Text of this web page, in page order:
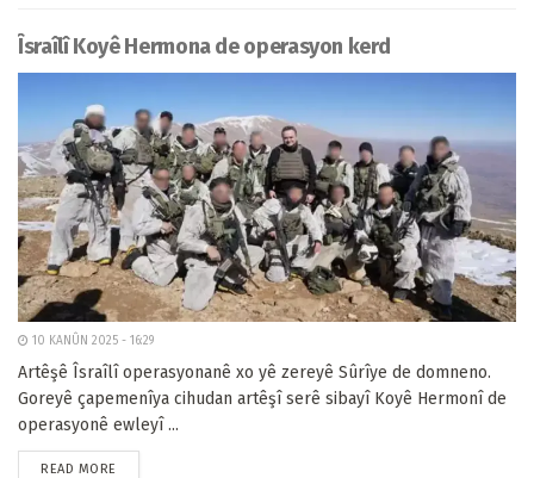
Îsraîlî Koyê Hermona de operasyon kerd
10 KANÛN 2025 - 16:29
Artêşê Îsraîlî operasyonanê xo yê zereyê Sûrîye de domneno.
Goreyê çapemenîya cihudan artêşî serê sibayî Koyê Hermonî de
operasyonê ewleyî ...
READ MORE